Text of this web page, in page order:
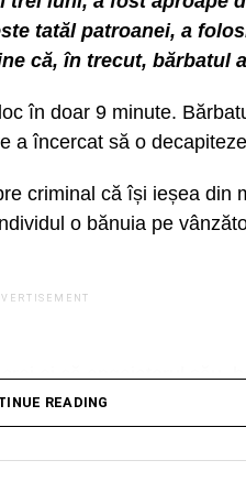
integrat al
sistem de pubele
3, care vor deveni
a gunoiului.
Robert Negoiță.
Sector 3. Liniile telefonice
tatăl patroanei, a
că, în trecut, bărbatul
în doar 9 minute.
a încercat să o
criminal că își ieșea din
o bănuia pe
ei că angajatorul său,
motiv al crimei îl va
READING